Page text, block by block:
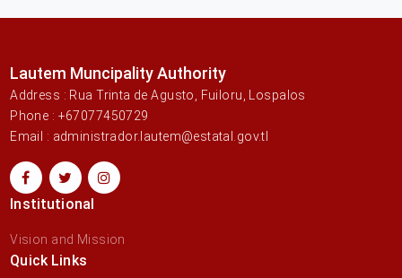
Lautem Muncipality Authority
Address : Rua Trinta de Agusto, Fuiloru, Lospalos
Phone : +67077450729
Email : administrador.lautem@estatal.gov.tl
Institutional
Vision and Mission
Quick Links